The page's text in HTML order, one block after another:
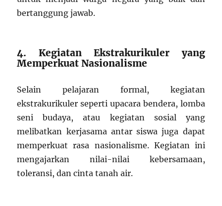
bertanggung jawab.
4. Kegiatan Ekstrakurikuler yang
Memperkuat Nasionalisme
Selain pelajaran formal, kegiatan
ekstrakurikuler seperti upacara bendera, lomba
seni budaya, atau kegiatan sosial yang
melibatkan kerjasama antar siswa juga dapat
memperkuat rasa nasionalisme. Kegiatan ini
mengajarkan nilai-nilai kebersamaan,
toleransi, dan cinta tanah air.